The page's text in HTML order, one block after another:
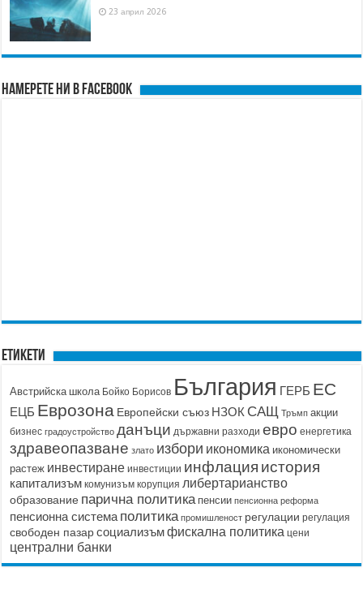
23 април 2026
Намерете ни в FACEBOOK
Етикети
Австрийска школа Бойко Борисов България ГЕРБ ЕС
ЕЦБ Еврозона Европейски съюз НЗОК САЩ Тръмп акции
бизнес градоустройство данъци държавни разходи евро енергетика
здравеопазване злато избори икономика икономически
растеж инвестиране инвестиции инфлация история
капитализъм комунизъм корупция либертарианство
образование парична политика пенсии пенсионна реформа
пенсионна система политика промишленост регулации регулация
свободен пазар социализъмфискална политика цени
централни банки